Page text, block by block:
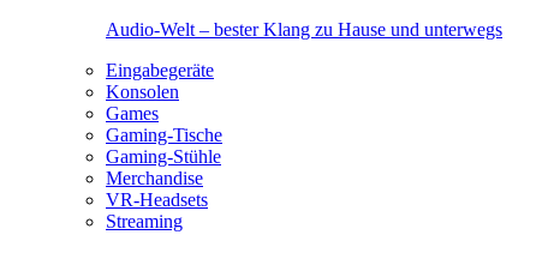
Audio-Welt – bester Klang zu Hause und unterwegs
Eingabegeräte
Konsolen
Games
Gaming-Tische
Gaming-Stühle
Merchandise
VR-Headsets
Streaming